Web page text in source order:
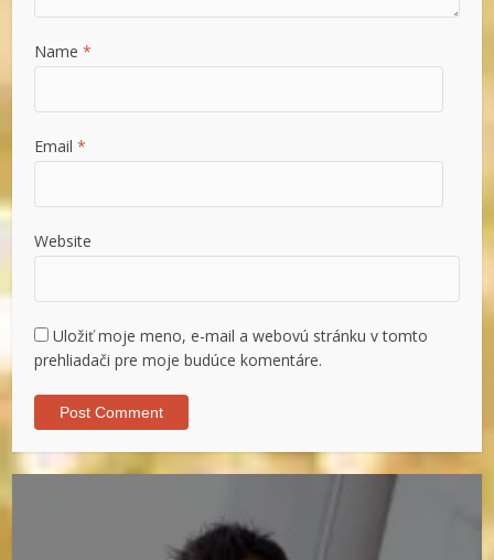
Name *
Email *
Website
Uložiť moje meno, e-mail a webovú stránku v tomto
prehliadači pre moje budúce komentáre.